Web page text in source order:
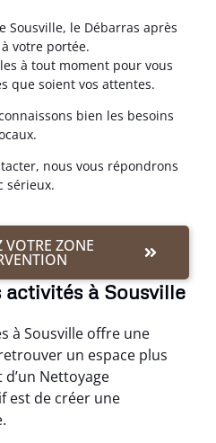
Sousville, le Débarras après
votre portée.
à tout moment pour vous
que soient vos attentes.
bien les besoins
nous vous répondrons
sérieux.
VOTRE ZONE
à Sousville
à Sousville offre une
un espace plus
d’un Nettoyage
est de créer une